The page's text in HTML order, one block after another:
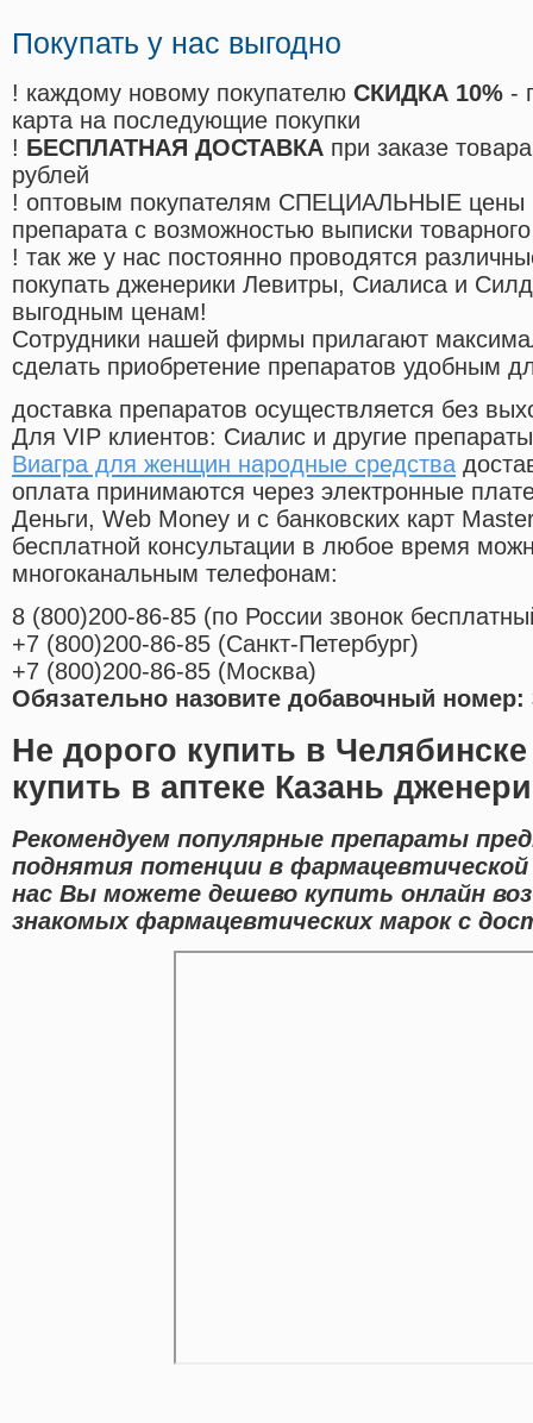
Покупать у нас выгодно
! каждому новому покупателю СКИДКА 10% -
карта на последующие покупки
! БЕСПЛАТНАЯ ДОСТАВКА при заказе
рублей
! оптовым покупателям СПЕЦИАЛЬНЫЕ цены
препарата с возможностью выписки
! так же у нас постоянно проводятся
покупать дженерики Левитры, Сиалиса и
выгодным ценам!
Cотрудники нашей фирмы прилагают
сделать приобретение препаратов удобным
доставка препаратов осуществляется без
Для VIP клиентов: Сиалис и другие
Виагра для женщин народные средства
оплата принимаются через электронные
Деньги, Web Money и с банковских карт
бесплатной консультации в любое время
многоканальным телефонам:
8 (800)200-86-85 (по России звонок
+7 (800)200-86-85 (Санкт-Петербург)
+7 (800)200-86-85 (Москва)
Обязательно назовите добавочный номер:
Не дорого купить в
купить в аптеке Казань
Рекомендуем популярные препараты
поднятия потенции в
нас Вы можете дешево купить онлайн
знакомых фармацевтических марок с